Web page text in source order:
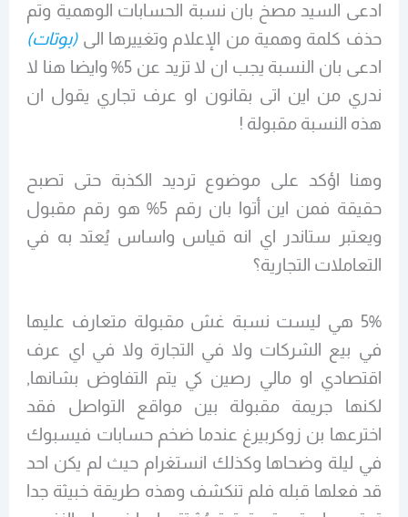
ادعى السيد مصخ بان نسبة الحسابات الوهمية وتم
حذف كلمة وهمية من الإعلام وتغييرها الى(بوتات)
ادعى بان النسبة يجب ان لا تزيد عن 5% وايضا هنا لا
ندري من اين اتى بقانون او عرف تجاري يقول ان
هذه النسبة مقبولة !
وهنا اؤكد على موضوع ترديد الكذبة حتى تصبح
حقيقة فمن اين أتوا بان رقم 5% هو رقم مقبول
ويعتبر ستاندر اي انه قياس واساس يُعتد به في
التعاملات التجارية؟
5% هي ليست نسبة غش مقبولة متعارف عليها
في بيع الشركات ولا في التجارة ولا في اي عرف
اقتصادي او مالي رصين كي يتم التفاوض بشانها,
لكنها جريمة مقبولة بين مواقع التواصل فقد
اخترعها بن زوكربيرغ عندما ضخم حسابات فيسبوك
في ليلة وضحاها وكذلك انستغرام حيث لم يكن احد
قد فعلها قبله فلم تنكشف وهذه طريقة خبيثة جدا